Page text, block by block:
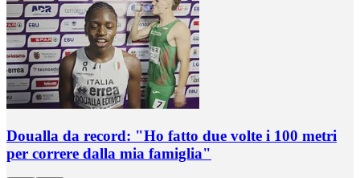
Doualla da record: "Ho fatto due volte i 100 metri
per correre dalla mia famiglia"